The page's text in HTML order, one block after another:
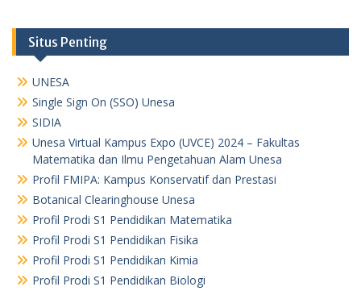
Situs Penting
UNESA
Single Sign On (SSO) Unesa
SIDIA
Unesa Virtual Kampus Expo (UVCE) 2024 – Fakultas
Matematika dan Ilmu Pengetahuan Alam Unesa
Profil FMIPA: Kampus Konservatif dan Prestasi
Botanical Clearinghouse Unesa
Profil Prodi S1 Pendidikan Matematika
Profil Prodi S1 Pendidikan Fisika
Profil Prodi S1 Pendidikan Kimia
Profil Prodi S1 Pendidikan Biologi